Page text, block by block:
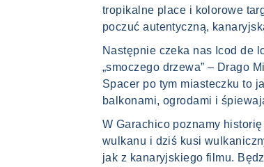
tropikalne place i kolorowe
poczuć autentyczną,
Następnie czeka nas Icod de
„smoczego drzewa” – Drago
Spacer po tym miasteczku to
balkonami, ogrodami i
W Garachico poznamy
wulkanu i dziś kusi
jak z kanaryjskiego filmu.